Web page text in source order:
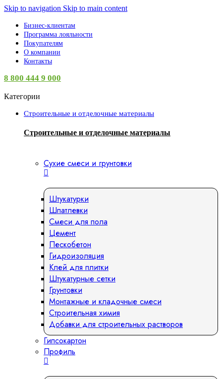
Skip to navigation Skip to main content
Бизнес-клиентам
Программа лояльности
Покупателям
О компании
Контакты
8 800 444 9 000
Категории
Строительные и отделочные материалы
Строительные и отделочные материалы
Сухие смеси и грунтовки
Штукатурки
Шпатлевки
Смеси для пола
Цемент
Пескобетон
Гидроизоляция
Клей для плитки
Штукатурные сетки
Грунтовки
Монтажные и кладочные смеси
Строительная химия
Добавки для строительных растворов
Гипсокартон
Профиль